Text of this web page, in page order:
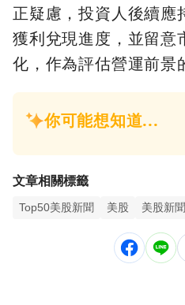
正疑慮，投資人後續應
獲利兌現進度，並留意
化，作為評估營運前景
文章相關標籤
Top50美股新聞 美股 美股新